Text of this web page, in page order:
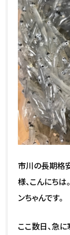
市川の長期格
様、こんにち
ンちゃんです。
ここ数日、急